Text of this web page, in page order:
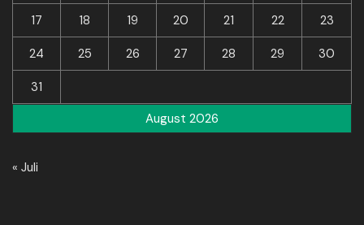
August 2026
17 18 19 20 21 22 23
24 25 26 27 28 29 30
31
« Juli